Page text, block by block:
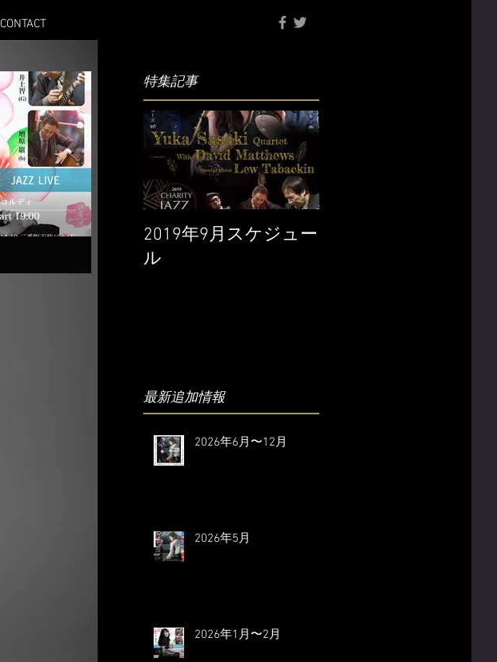
CONTACT
特集記事
2019年9月スケジュー
ル
​最新追加情報
2026年6月〜12月
2026年5月
2026年1月〜2月